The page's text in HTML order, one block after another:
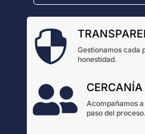

Gestionamos cada
honestidad.
 CERCANÍA
Acompañamos
paso del proceso.